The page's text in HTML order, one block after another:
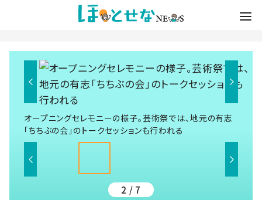
オープニングセレモニーの様子。芸術祭では、地元の有志
「ちちぶの会」のトークセッションも行われる
2 / 7